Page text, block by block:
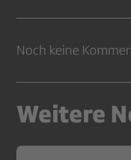
Noch keine
Weitere